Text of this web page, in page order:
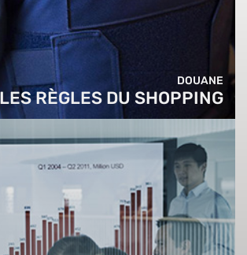
DOUANE
RÈGLES DU SHOPPING